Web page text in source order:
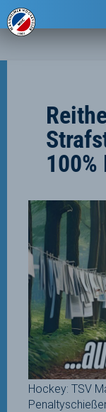
100%
Hockey: TSV